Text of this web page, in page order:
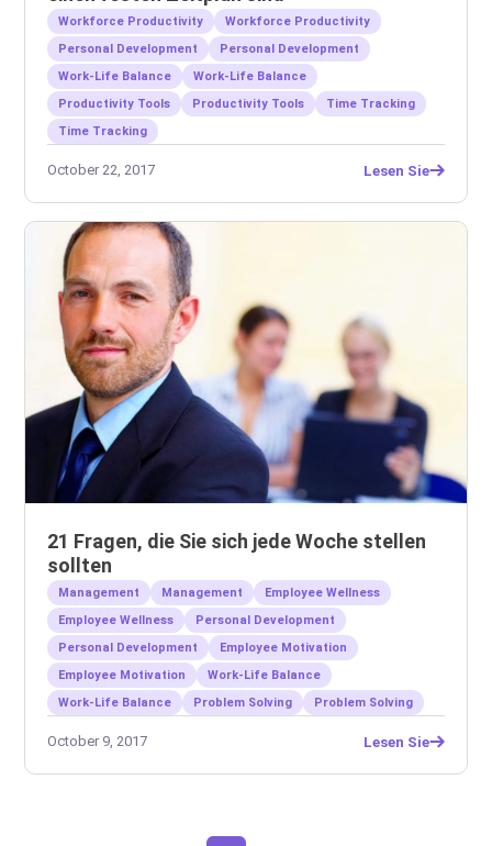
Workforce Productivity
Workforce Productivity
Personal Development
Personal Development
Work-Life Balance
Work-Life Balance
Productivity Tools
Productivity Tools
Time Tracking
Time Tracking
October 22, 2017 Lesen Sie
21 Fragen, die Sie sich jede Woche stellen
sollten
Management Management
Employee Wellness
Employee Wellness
Personal Development
Personal Development
Employee Motivation
Employee Motivation
Work-Life Balance
Work-Life Balance
Problem Solving Problem Solving
October 9, 2017 Lesen Sie